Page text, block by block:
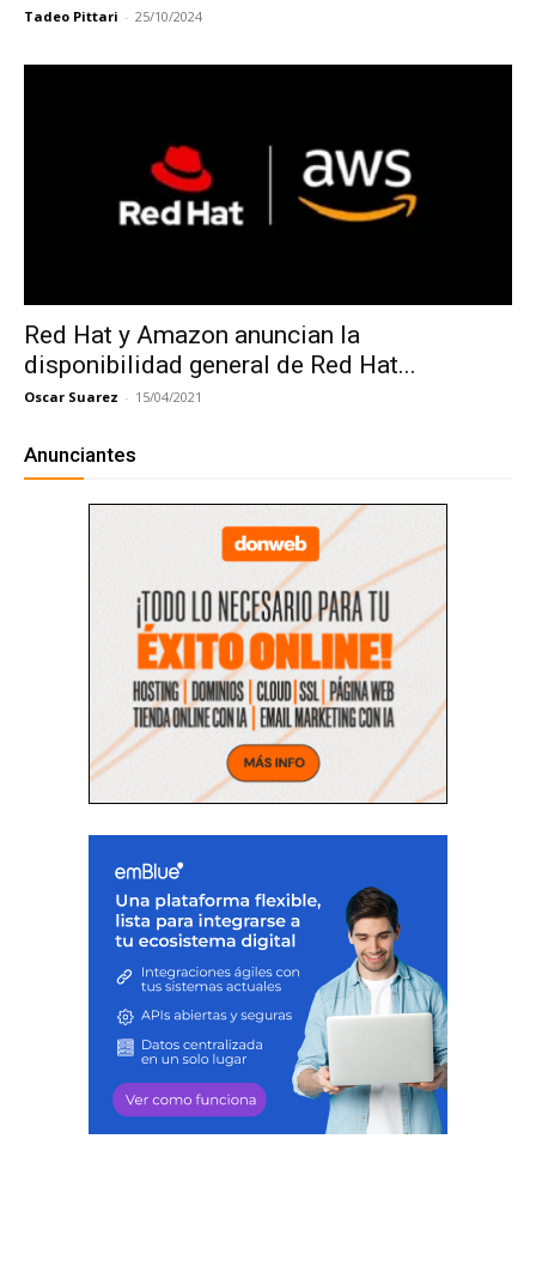
Tadeo Pittari - 25/10/2024
Red Hat y Amazon anuncian la
disponibilidad general de Red Hat...
Oscar Suarez - 15/04/2021
Anunciantes